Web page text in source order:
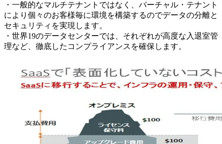
・一般的なマルチテナントではなく、バーチャル・テナント
により個々のお客様毎に環境を構築するのでデータの分離と
セキュリティを実現します。
・世界19のデータセンターでは、それぞれが高度な入退室管
理など、徹底したコンプライアンスを確保します。